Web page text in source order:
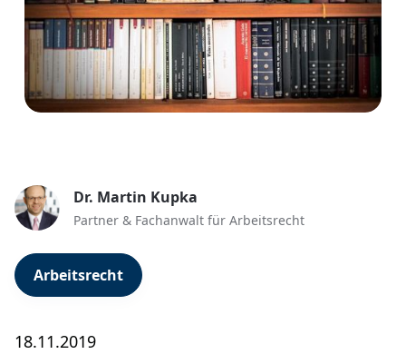
Dr. Martin Kupka
Partner & Fachanwalt für Arbeitsrecht
Arbeitsrecht
18.11.2019